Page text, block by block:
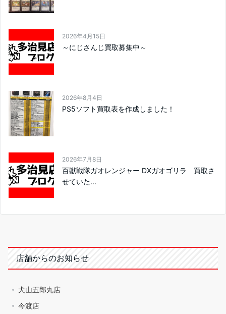
2026年4月15日
～にじさんじ買取募集中～
2026年8月4日
PS5ソフト買取表を作成しました！
2026年7月8日
百獣戦隊ガオレンジャー DXガオゴリラ 買取さ
せていた...
店舗からのお知らせ
犬山五郎丸店
今渡店